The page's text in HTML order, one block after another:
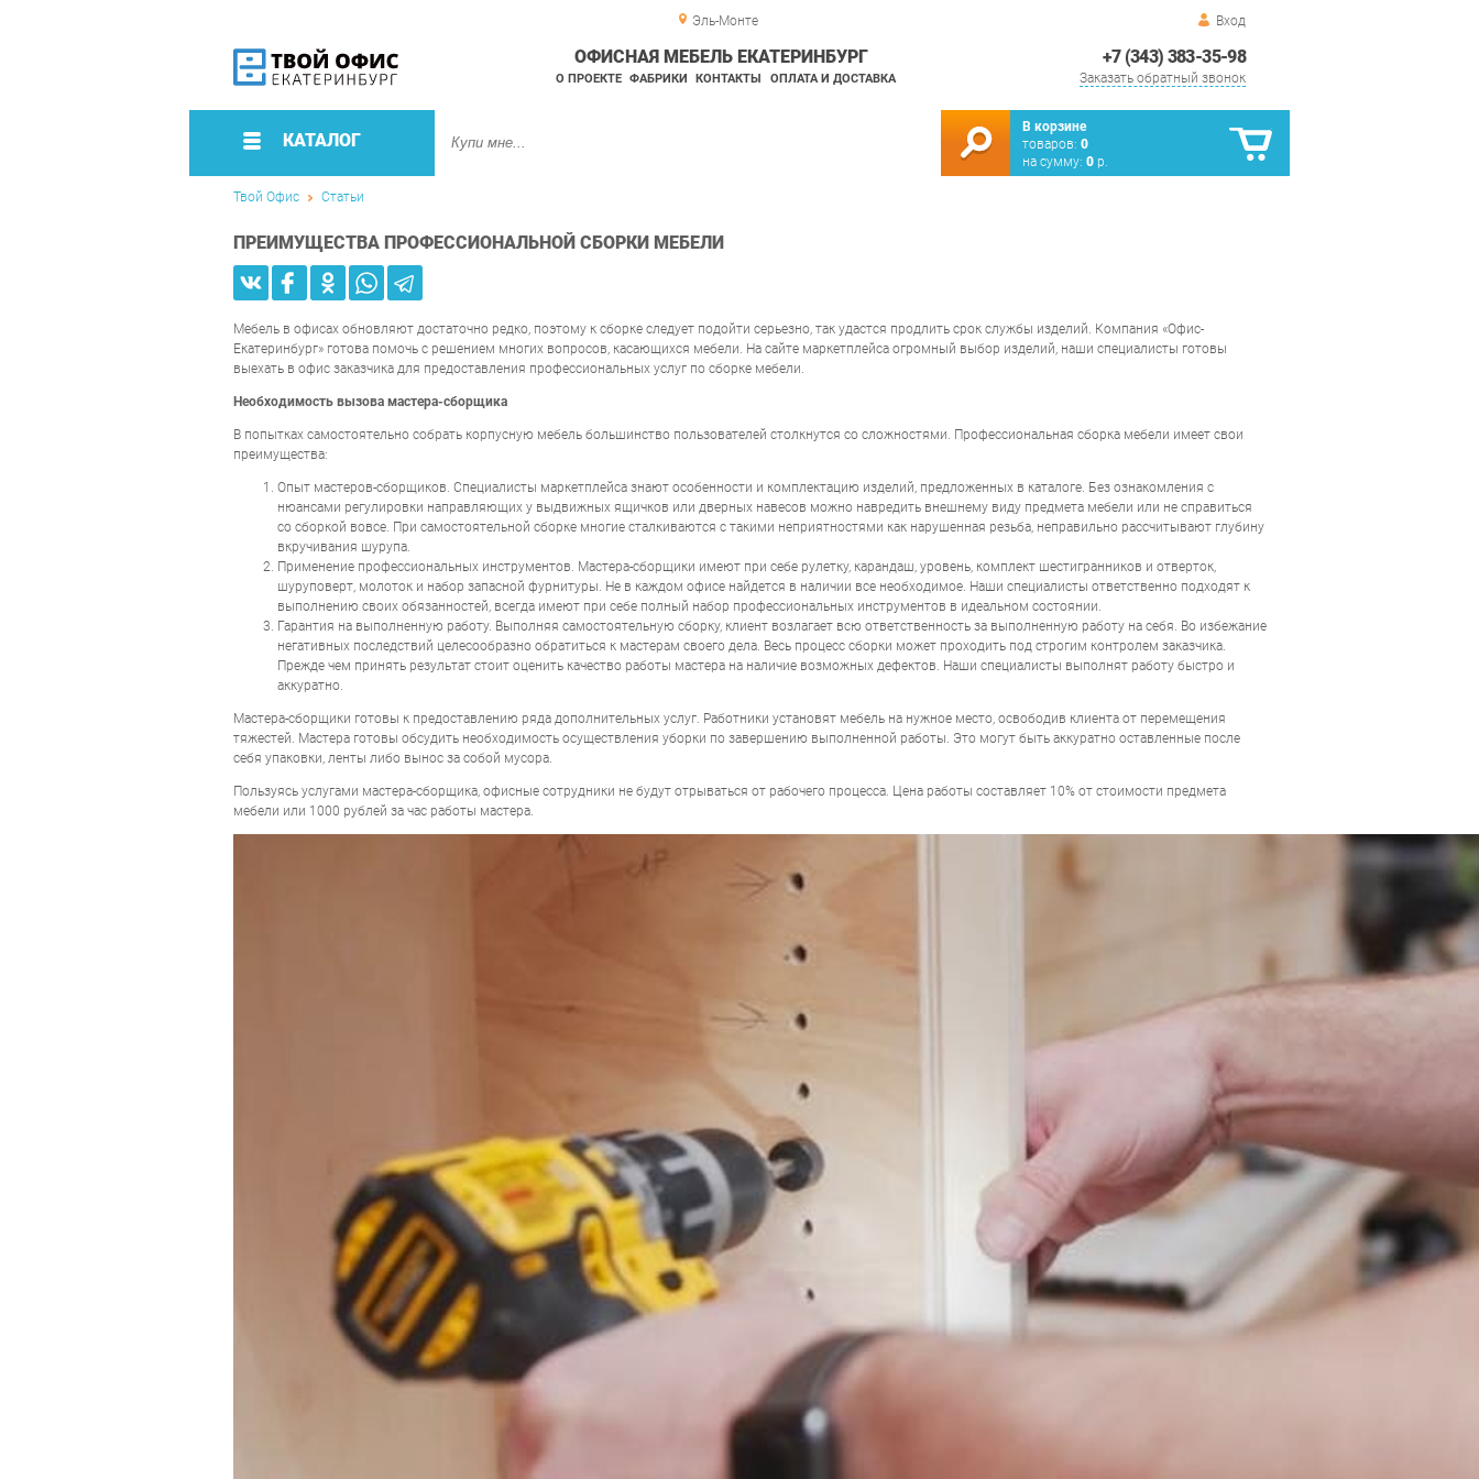
Эль-Монте Вход
+7 (343) 383-35-98
Заказать обратный звонок
ОФИСНАЯ МЕБЕЛЬ ЕКАТЕРИНБУРГ
О ПРОЕКТЕ ФАБРИКИ КОНТАКТЫ ОПЛАТА И ДОСТАВКА
КАТАЛОГ
В корзине
товаров: 0
на сумму: 0 р.
Твой Офис Статьи
ПРЕИМУЩЕСТВА ПРОФЕССИОНАЛЬНОЙ СБОРКИ МЕБЕЛИ
Мебель в офисах обновляют достаточно редко, поэтому к сборке следует подойти серьезно, так удастся продлить срок службы изделий. Компания «Офис-
Екатеринбург» готова помочь с решением многих вопросов, касающихся мебели. На сайте маркетплейса огромный выбор изделий, наши специалисты готовы
выехать в офис заказчика для предоставления профессиональных услуг по сборке мебели.
Необходимость вызова мастера-сборщика
В попытках самостоятельно собрать корпусную мебель большинство пользователей столкнутся со сложностями. Профессиональная сборка мебели имеет свои
преимущества:
Опыт мастеров-сборщиков. Специалисты маркетплейса знают особенности и комплектацию изделий, предложенных в каталоге. Без ознакомления с
нюансами регулировки направляющих у выдвижных ящичков или дверных навесов можно навредить внешнему виду предмета мебели или не справиться
со сборкой вовсе. При самостоятельной сборке многие сталкиваются с такими неприятностями как нарушенная резьба, неправильно рассчитывают глубину
вкручивания шурупа.
Применение профессиональных инструментов. Мастера-сборщики имеют при себе рулетку, карандаш, уровень, комплект шестигранников и отверток,
шуруповерт, молоток и набор запасной фурнитуры. Не в каждом офисе найдется в наличии все необходимое. Наши специалисты ответственно подходят к
выполнению своих обязанностей, всегда имеют при себе полный набор профессиональных инструментов в идеальном состоянии.
Гарантия на выполненную работу. Выполняя самостоятельную сборку, клиент возлагает всю ответственность за выполненную работу на себя. Во избежание
негативных последствий целесообразно обратиться к мастерам своего дела. Весь процесс сборки может проходить под строгим контролем заказчика.
Прежде чем принять результат стоит оценить качество работы мастера на наличие возможных дефектов. Наши специалисты выполнят работу быстро и
аккуратно.
Мастера-сборщики готовы к предоставлению ряда дополнительных услуг. Работники установят мебель на нужное место, освободив клиента от перемещения
тяжестей. Мастера готовы обсудить необходимость осуществления уборки по завершению выполненной работы. Это могут быть аккуратно оставленные после
себя упаковки, ленты либо вынос за собой мусора.
Пользуясь услугами мастера-сборщика, офисные сотрудники не будут отрываться от рабочего процесса. Цена работы составляет 10% от стоимости предмета
мебели или 1000 рублей за час работы мастера.